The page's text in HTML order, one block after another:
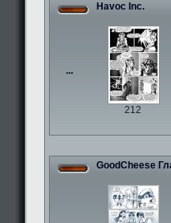
Havoc Inc.
...
212
GoodCheese